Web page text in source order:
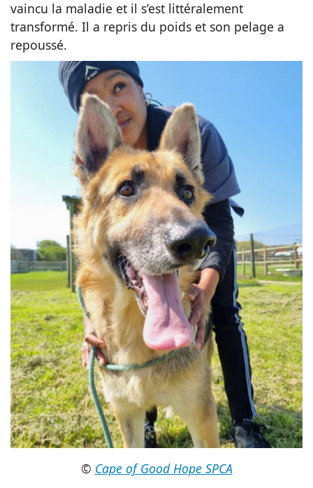
vaincu la maladie et il s’est littéralement
transformé. Il a repris du poids et son pelage a
repoussé.
© Cape of Good Hope SPCA